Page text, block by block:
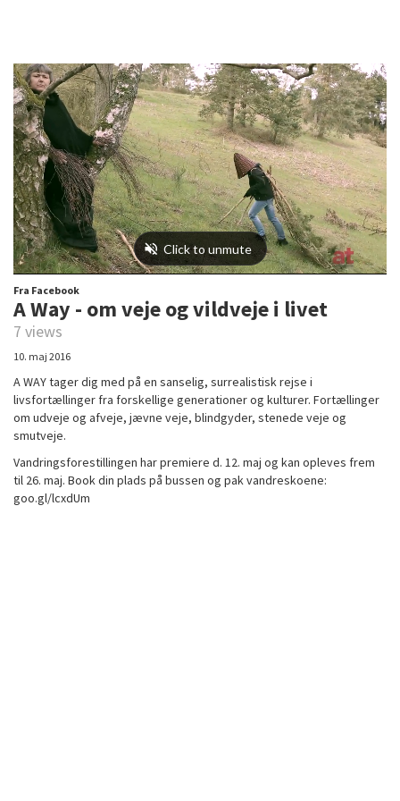
Fra Facebook
A Way - om veje og vildveje i livet
7 views
10. maj 2016
A WAY tager dig med på en sanselig, surrealistisk rejse i
livsfortællinger fra forskellige generationer og kulturer. Fortællinger
om udveje og afveje, jævne veje, blindgyder, stenede veje og
smutveje.
Vandringsforestillingen har premiere d. 12. maj og kan opleves frem
til 26. maj. Book din plads på bussen og pak vandreskoene:
goo.gl/lcxdUm